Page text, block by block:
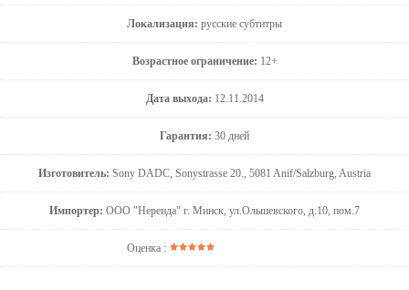
Локализация: русские субтитры
Возрастное ограничение: 12+
Дата выхода: 12.11.2014
Гарантия: 30 дней
Изготовитель: Sony DADC, Sonystrasse 20., 5081 Anif/Salzburg, Austria
Импортер: ООО "Нереида" г. Минск, ул.Ольшевского, д.10, пом.7
Оценка :